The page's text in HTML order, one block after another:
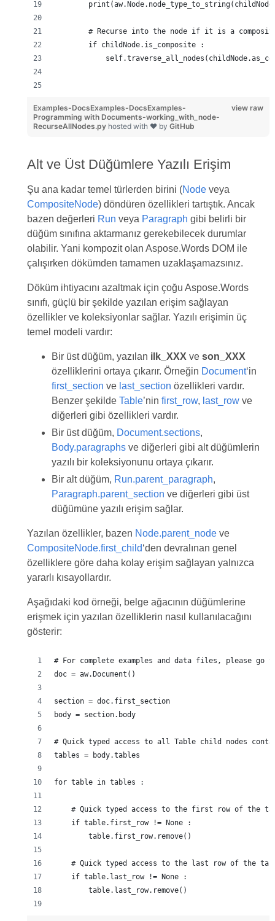
# Recurse into the node if it is a
        if childNode.is_composite :
view raw
Examples-DocsExamples-DocsExamples-
Programming with Documents-working_with_node-
RecurseAllNodes.py hosted with ❤ by GitHub
Alt ve Üst Düğümlere Yazılı Erişim
Şu ana kadar temel türlerden birini (Nodeveya
CompositeNode) döndüren özellikleri tartıştık. Ancak
bazen değerleri Run veya Paragraph gibi belirli bir
düğüm sınıfına aktarmanız gerekebilecek durumlar
olabilir. Yani kompozit olan Aspose.Words DOM ile
çalışırken dökümden tamamen uzaklaşamazsınız.
Döküm ihtiyacını azaltmak için çoğu Aspose.Words
sınıfı, güçlü bir şekilde yazılan erişim sağlayan
özellikler ve koleksiyonlar sağlar. Yazılı erişimin üç
temel modeli vardır:
Bir üst düğüm, yazılan ilk_XXX ve son_XXX
özelliklerini ortaya çıkarır. Örneğin Document‘in
first_section ve last_section özellikleri vardır.
Benzer şekilde Table’nin first_row, last_rowve
diğerleri gibi özellikleri vardır.
Bir üst düğüm, Document.sections,
Body.paragraphsve diğerleri gibi alt düğümlerin
yazılı bir koleksiyonunu ortaya çıkarır.
Bir alt düğüm, Run.parent_paragraph,
Paragraph.parent_section ve diğerleri gibi üst
düğümüne yazılı erişim sağlar.
Yazılan özellikler, bazen Node.parent_nodeve
CompositeNode.first_child‘den devralınan genel
özelliklere göre daha kolay erişim sağlayan yalnızca
yararlı kısayollardır.
Aşağıdaki kod örneği, belge ağacının düğümlerine
erişmek için yazılan özelliklerin nasıl kullanılacağını
gösterir:
# For complete examples and data files, please go
doc = aw.Document()
section = doc.first_section
body = section.body
# Quick typed access to all Table child nodes
tables = body.tables
for table in tables :
# Quick typed access to the first row of the
    if table.first_row != None :
        table.first_row.remove()
# Quick typed access to the last row of the
    if table.last_row != None :
        table.last_row.remove()